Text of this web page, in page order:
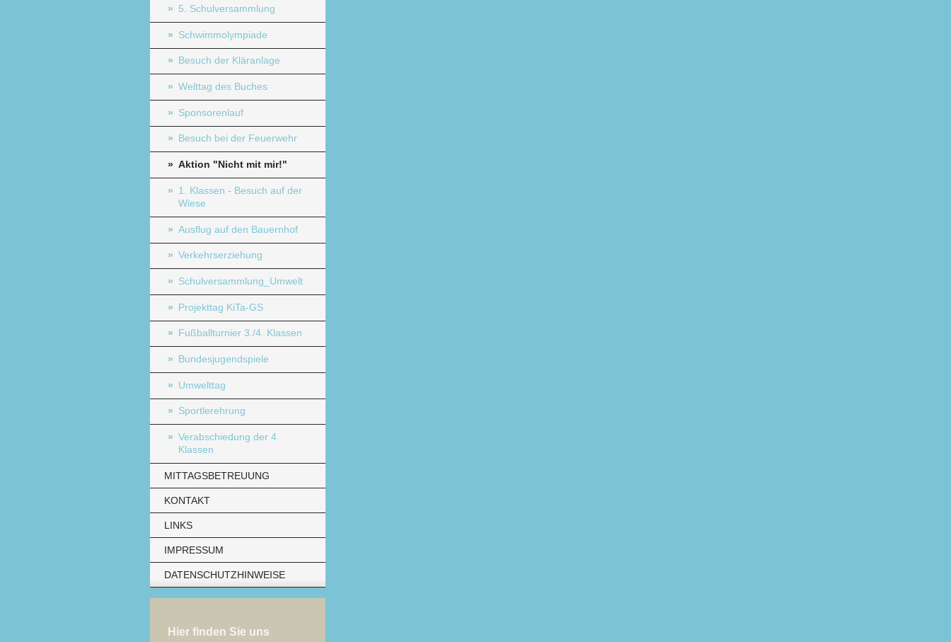
5. Schulversammlung
Schwimmolympiade
Besuch der Kläranlage
Welttag des Buches
Sponsorenlauf
Besuch bei der Feuerwehr
Aktion "Nicht mit mir!"
1. Klassen - Besuch auf der
Wiese
Ausflug auf den Bauernhof
Verkehrserziehung
Schulversammlung_Umwelt
Projekttag KiTa-GS
Fußballturnier 3./4. Klassen
Bundesjugendspiele
Umwelttag
Sportlerehrung
Verabschiedung der 4.
Klassen
MITTAGSBETREUUNG
KONTAKT
LINKS
IMPRESSUM
DATENSCHUTZHINWEISE
Hier finden Sie uns